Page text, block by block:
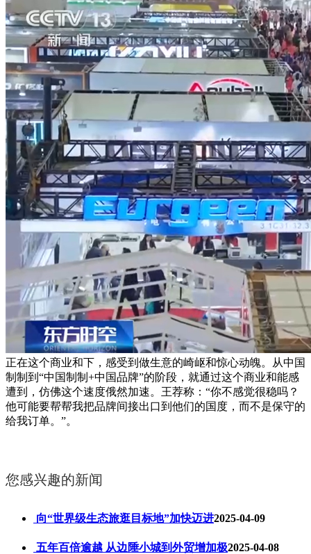
正在这个商业和下，感受到做生意的崎岖和惊心动魄。从中国
制制到“中国制制+中国品牌”的阶段，就通过这个商业和能感
遭到，仿佛这个速度俄然加速。王荐称：“你不感觉很稳吗？
他可能要帮帮我把品牌间接出口到他们的国度，而不是保守的
给我订单。”。
您感兴趣的新闻
向“世界级生态旅逛目标地”加快迈进2025-04-09
五年百倍逾越 从边陲小城到外贸增加极2025-04-08